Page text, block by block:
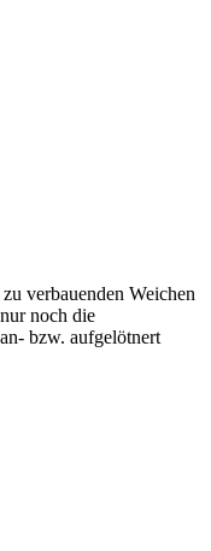
verbauenden Weichen
noch die
bzw. aufgelötnert